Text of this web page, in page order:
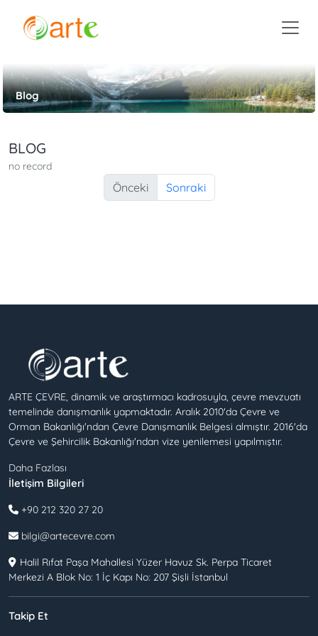
Blog
BLOG
no record
Önceki Sonraki
ARTE ÇEVRE, dinamik ve araştırmacı kadrosuyla, çevre mevzuatı
temelinde danışmanlık yapmaktadır. Aralık 2010'da Çevre ve
Orman Bakanlığı'ndan Çevre Danışmanlık Belgesi almıştır. 2016'da
Çevre ve Şehircilik Bakanlığı'ndan vize yenilemesi yapılmıştır.
Daha Fazlası
İletişim Bilgileri
+90 212 320 27 20
bilgi@artecevre.com
Halil Rıfat Paşa Mahallesi Yüzer Havuz Sk. Perpa Ticaret
Merkezi A Blok No: 1 İç Kapı No: 207 Şişli İstanbul
Takip Et